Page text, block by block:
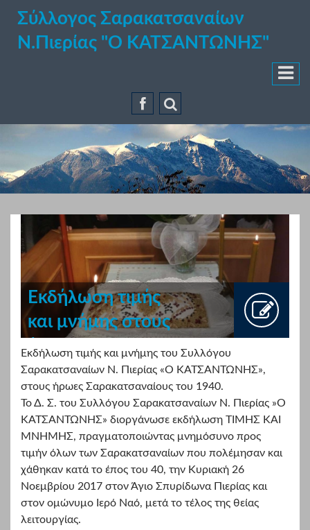
Σύλλογος Σαρακατσαναίων
Ν.Πιερίας "Ο ΚΑΤΣΑΝΤΩΝΗΣ"
Εκδήλωση τιμής
και μνήμης στους
ήρωες
Σαρακατσαναίους
του 1940.
Εκδήλωση τιμής και μνήμης του Συλλόγου
Σαρακατσαναίων Ν. Πιερίας «Ο ΚΑΤΣΑΝΤΩΝΗΣ»,
στους ήρωες Σαρακατσαναίους του 1940.
Το Δ. Σ. του Συλλόγου Σαρακατσαναίων Ν. Πιερίας »Ο
ΚΑΤΣΑΝΤΩΝΗΣ» διοργάνωσε εκδήλωση ΤΙΜΗΣ ΚΑΙ
ΜΝΗΜΗΣ, πραγματοποιώντας μνημόσυνο προς
τιμήν όλων των Σαρακατσαναίων που πολέμησαν και
χάθηκαν κατά το έπος του 40, την Κυριακή 26
Νοεμβρίου 2017 στον Άγιο Σπυρίδωνα Πιερίας και
στον ομώνυμο Ιερό Ναό, μετά το τέλος της θείας
λειτουργίας.